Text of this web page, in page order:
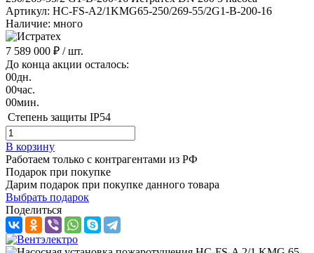
Артикул: HC-FS-A2/1KMG65-250/269-55/2G1-B-200-16
Наличие: много
7 589 000 ₽ / шт.
До конца акции осталось:
00дн.
00час.
00мин.
Степень защиты IP54
В корзину
Работаем только с контрагентами из РФ
Подарок при покупке
Дарим подарок при покупке данного товара
Выбрать подарок
Поделиться